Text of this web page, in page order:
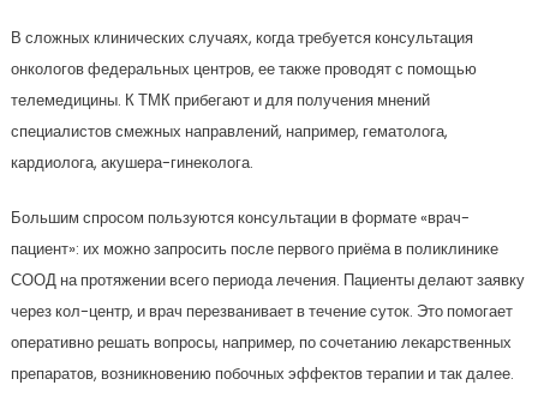
В сложных клинических случаях, когда требуется консультация
онкологов федеральных центров, ее также проводят с помощью
телемедицины. К ТМК прибегают и для получения мнений
специалистов смежных направлений, например, гематолога,
кардиолога, акушера-гинеколога.
Большим спросом пользуются консультации в формате «врач-
пациент»: их можно запросить после первого приёма в поликлинике
СООД на протяжении всего периода лечения. Пациенты делают заявку
через кол-центр, и врач перезванивает в течение суток. Это помогает
оперативно решать вопросы, например, по сочетанию лекарственных
препаратов, возникновению побочных эффектов терапии и так далее.